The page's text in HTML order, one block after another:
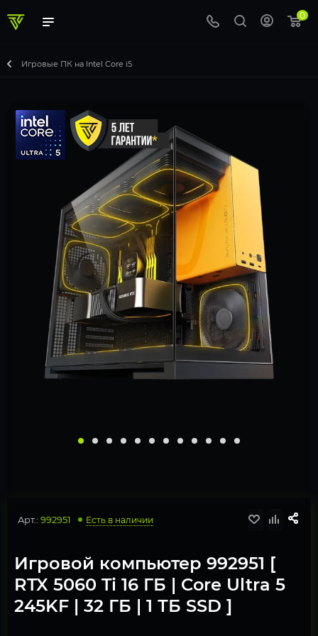
0
Игровые ПК на Intel Core i5
Арт.: 992951 Есть в наличии
Игровой компьютер 992951 [
RTX 5060 Ti 16 ГБ | Core Ultra 5
245KF | 32 ГБ | 1 ТБ SSD ]